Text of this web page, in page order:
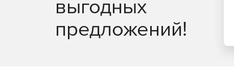
выгодных
предложений!